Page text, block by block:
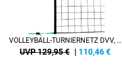
VOLLEYBALL-TURNIERNETZ DVV, KEVLARSEIL, 5 MM
UVP 129,95 € | 110,46€